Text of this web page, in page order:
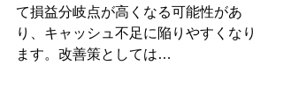
て損益分岐点が高くなる可能性があ
り、キャッシュ不足に陥りやすくなり
ます。改善策としては…